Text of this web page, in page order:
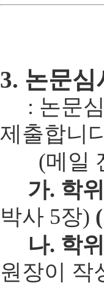
3. 논문
: 논문심
제출합니
(메일 전
가. 학위
박사 5장)
나. 학위
원장이 작